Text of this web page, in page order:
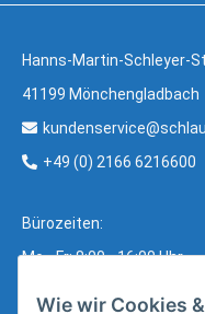
Hanns-Martin-Schleyer-
41199 Mönchengladbach
+49 (0) 2166 6216600
Bürozeiten:
Mo - Fr: 8:00 - 16:00 Uhr
Wie wir Cookies